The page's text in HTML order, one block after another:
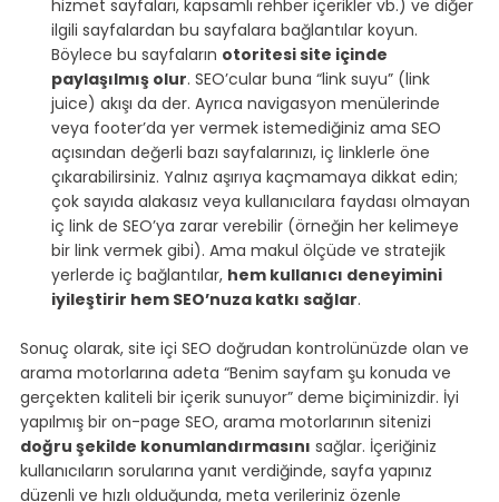
hizmet sayfaları, kapsamlı rehber içerikler vb.) ve diğer
ilgili sayfalardan bu sayfalara bağlantılar koyun.
Böylece bu sayfaların otoritesi site içinde
paylaşılmış olur. SEO’cular buna “link suyu” (link
juice) akışı da der. Ayrıca navigasyon menülerinde
veya footer’da yer vermek istemediğiniz ama SEO
açısından değerli bazı sayfalarınızı, iç linklerle öne
çıkarabilirsiniz. Yalnız aşırıya kaçmamaya dikkat edin;
çok sayıda alakasız veya kullanıcılara faydası olmayan
iç link de SEO’ya zarar verebilir (örneğin her kelimeye
bir link vermek gibi). Ama makul ölçüde ve stratejik
yerlerde iç bağlantılar, hem kullanıcı deneyimini
iyileştirir hem SEO’nuza katkı sağlar.
Sonuç olarak, site içi SEO doğrudan kontrolünüzde olan ve
arama motorlarına adeta “Benim sayfam şu konuda ve
gerçekten kaliteli bir içerik sunuyor” deme biçiminizdir. İyi
yapılmış bir on-page SEO, arama motorlarının sitenizi
doğru şekilde konumlandırmasını sağlar. İçeriğiniz
kullanıcıların sorularına yanıt verdiğinde, sayfa yapınız
düzenli ve hızlı olduğunda, meta verileriniz özenle